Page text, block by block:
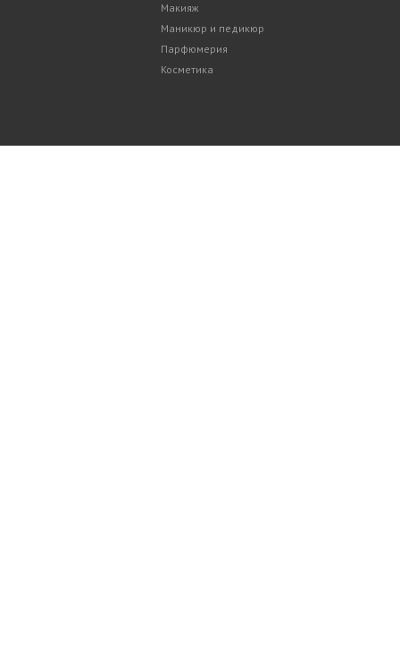
Макияж
Маникюр и педикюр
Парфюмерия
Косметика